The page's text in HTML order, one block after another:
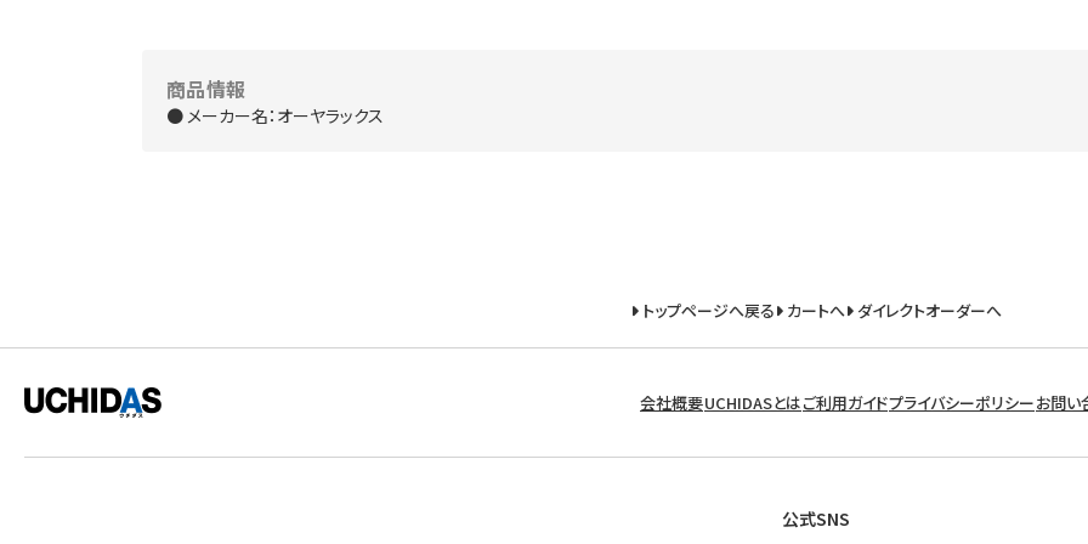
商品情報
● メーカー名：オーヤラックス
トップページへ戻る カートへ ダイレクトオーダーへ
会社概要UCHIDASとはご利用ガイドプライバシーポリシーお問い
公式SNS